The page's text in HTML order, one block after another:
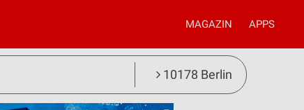
MAGAZIN APPS
10178 Berlin